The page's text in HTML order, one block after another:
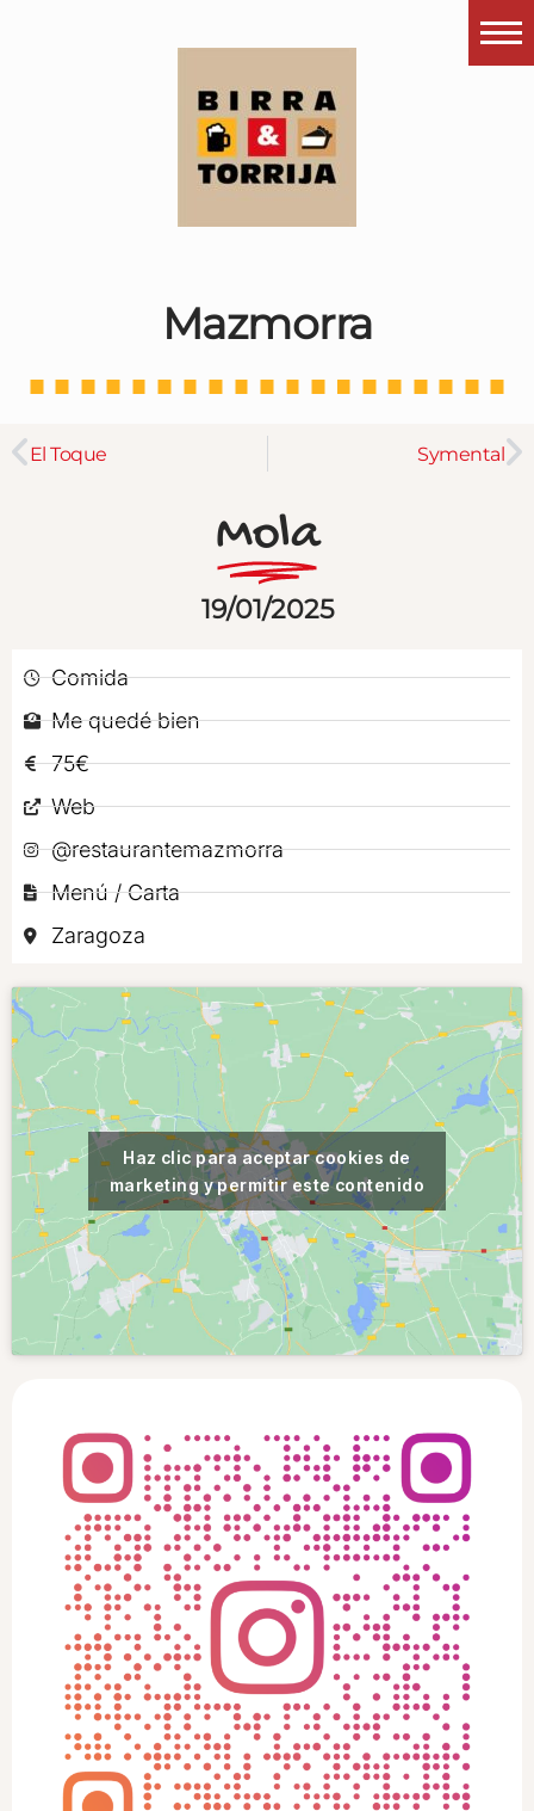
¿Esto que es pués?
Últimas visitas
Todos los garitos
Por el mundo
Contactar
Instagram
Mazmorra
El Toque Symental
Mola
19/01/2025
Comida
Me quedé bien
75€
Web
@restaurantemazmorra
Menú / Carta
Zaragoza
Haz clic para aceptar cookies de
marketing y permitir este contenido